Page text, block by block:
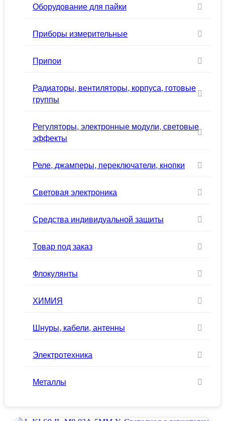
Оборудование для пайки
Приборы измерительные
Припои
Радиаторы, вентиляторы, корпуса, готовые
группы
Регуляторы, электронные модули, световые
эффекты
Реле, джамперы, переключатели, кнопки
Световая электроника
Средства индивидуальной защиты
Товар под заказ
Флокулянты
ХИМИЯ
Шнуры, кабели, антенны
Электротехника
Металлы